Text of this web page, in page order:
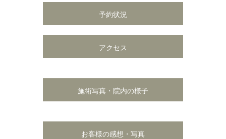
予約状況
アクセス
施術写真・院内の様子
お客様の感想・写真